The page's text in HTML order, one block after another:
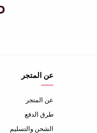
عن المتجر
عن المتجر
طرق الدفع
الشحن والتسليم